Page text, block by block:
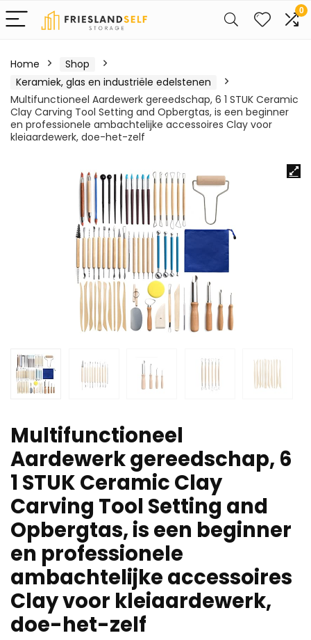
0
Home
Shop
Keramiek, glas en industriële edelstenen
Multifunctioneel Aardewerk gereedschap, 6 1 STUK Ceramic
Clay Carving Tool Setting and Opbergtas, is een beginner
en professionele ambachtelijke accessoires Clay voor
kleiaardewerk, doe-het-zelf
Multifunctioneel
Aardewerk gereedschap, 6
1 STUK Ceramic Clay
Carving Tool Setting and
Opbergtas, is een beginner
en professionele
ambachtelijke accessoires
Clay voor kleiaardewerk,
doe-het-zelf